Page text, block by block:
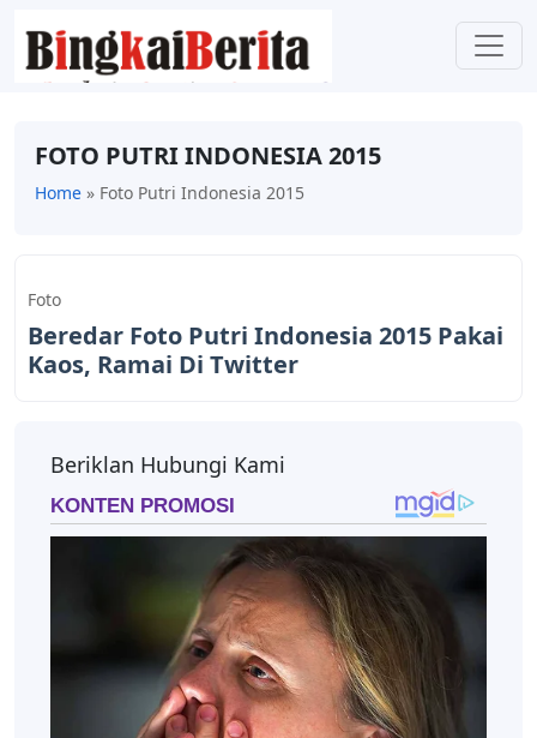
FOTO PUTRI INDONESIA 2015
Home » Foto Putri Indonesia 2015
Foto
Beredar Foto Putri Indonesia 2015 Pakai
Kaos, Ramai Di Twitter
Beriklan Hubungi Kami